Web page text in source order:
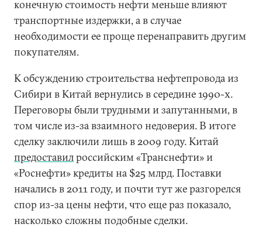
конечную стоимость нефти меньше влияют
транспортные издержки, а в случае
необходимости ее проще перенаправить другим
покупателям.
К обсуждению строительства нефтепровода из
Сибири в Китай вернулись в середине 1990-х.
Переговоры были трудными и запутанными, в
том числе из-за взаимного недоверия. В итоге
сделку заключили лишь в 2009 году. Китай
предоставилроссийским «Транснефти» и
«Роснефти» кредиты на $25 млрд. Поставки
начались в 2011 году, и почти тут же разгорелся
спор из-за цены нефти, что еще раз показало,
насколько сложны подобные сделки.